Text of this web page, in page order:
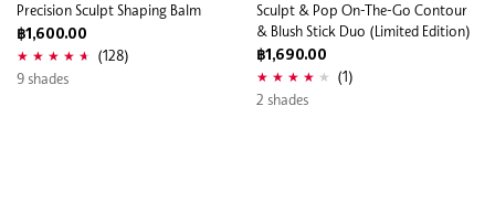
Precision Sculpt Shaping Balm
฿1,600.00
(128)
9 shades
Sculpt & Pop On-The-Go Contour
& Blush Stick Duo (Limited Edition)
฿1,690.00
(1)
2 shades